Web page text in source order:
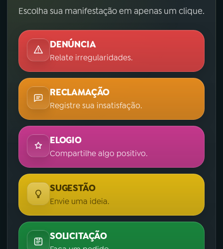
Escolha sua manifestação em apenas um clique.
DENÚNCIA
Relate irregularidades.
RECLAMAÇÃO
Registre sua insatisfação.
ELOGIO
Compartilhe algo positivo.
SUGESTÃO
Envie uma ideia.
SOLICITAÇÃO